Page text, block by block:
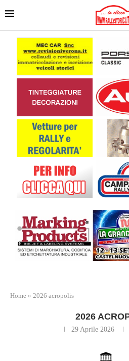
Home » 2026 acropolis
2026
29 Aprile 2026